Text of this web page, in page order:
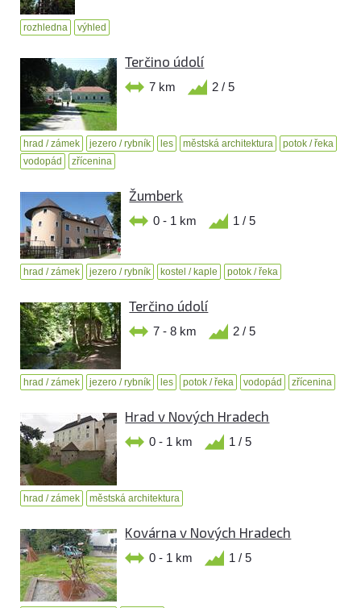
rozhledna výhled
Terčino údolí
7 km 2 / 5
hrad / zámek jezero / rybník les městská architektura
potok / řeka
vodopád
zřícenina
Žumberk
0 - 1 km 1 / 5
hrad / zámek jezero / rybník kostel / kaple potok / řeka
Terčino údolí
7 - 8 km 2 / 5
hrad / zámek jezero / rybník les potok / řeka vodopád zřícenina
Hrad v Nových Hradech
0 - 1 km 1 / 5
hrad / zámek městská architektura
Kovárna v Nových Hradech
0 - 1 km 1 / 5